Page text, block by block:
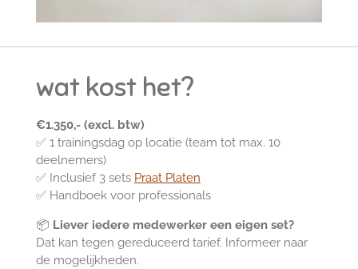
wat kost het?
€1.350,- (excl. btw)
✅ 1 trainingsdag op locatie (team tot max. 10
deelnemers)
✅ Inclusief 3 sets Praat Platen
✅ Handboek voor professionals
📦 Liever iedere medewerker een eigen set?
Dat kan tegen gereduceerd tarief. Informeer naar
de mogelijkheden.